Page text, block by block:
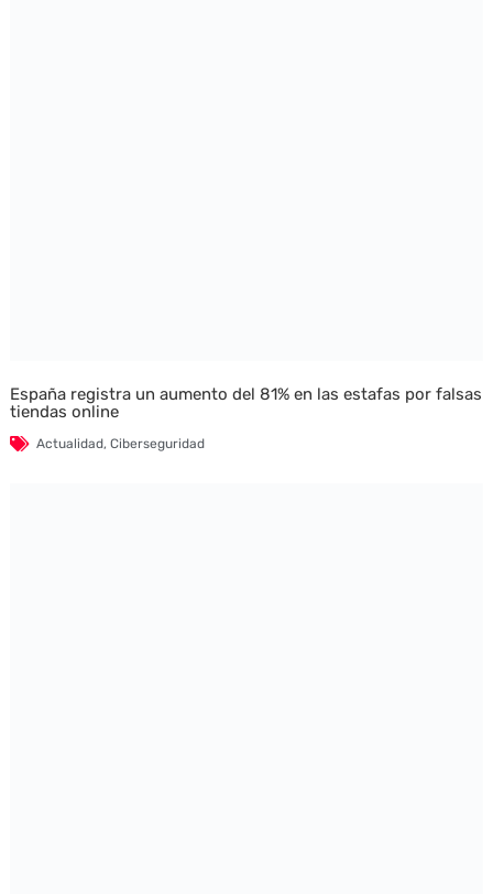
España registra un aumento del 81% en las estafas por falsas
tiendas online
Actualidad, Ciberseguridad